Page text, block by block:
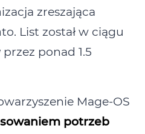
zreszająca
List został w ciągu
ponad 1.5
Mage‑OS
potrzeb